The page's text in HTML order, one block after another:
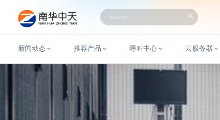
新闻动态 推荐产品 呼叫中心 云服务器